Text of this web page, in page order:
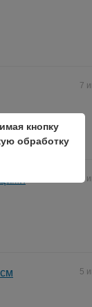
7
7
5
кнопку
обработку